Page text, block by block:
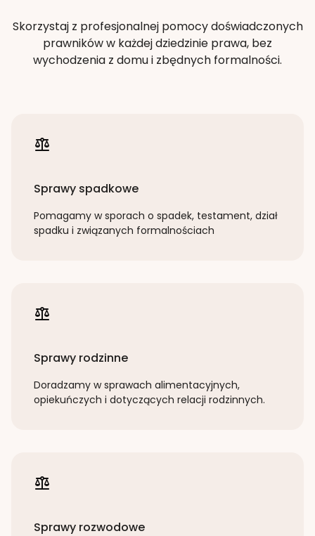
Skorzystaj z profesjonalnej pomocy doświadczonych
prawników w każdej dziedzinie prawa, bez
wychodzenia z domu i zbędnych formalności.
Sprawy spadkowe
Pomagamy w sporach o spadek, testament, dział
spadku i związanych formalnościach
Sprawy rodzinne
Doradzamy w sprawach alimentacyjnych,
opiekuńczych i dotyczących relacji rodzinnych.
Sprawy rozwodowe